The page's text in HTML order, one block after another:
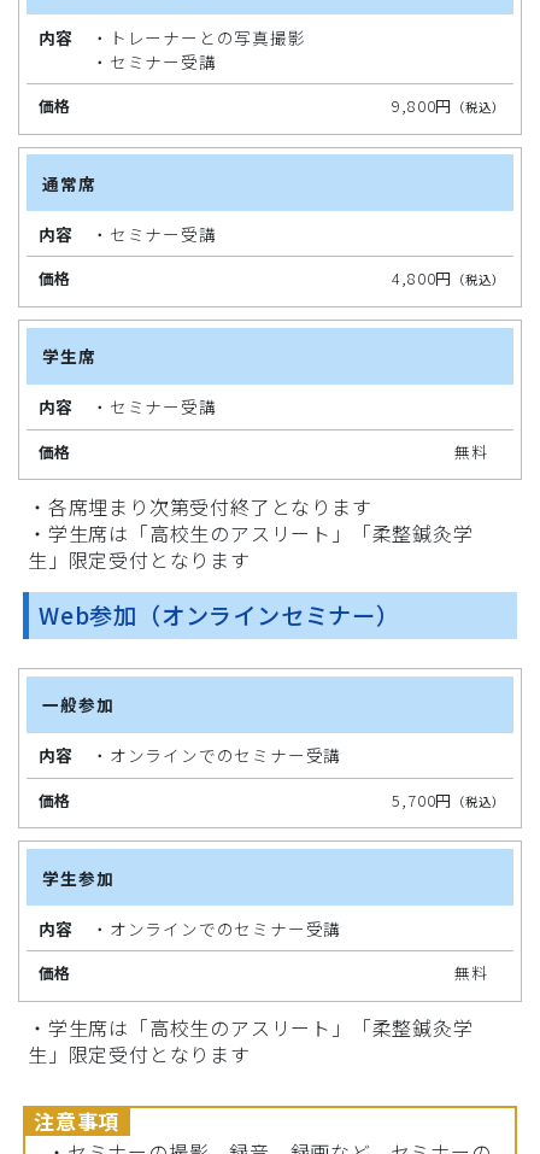
・トレーナーとの写真撮影
・セミナー受講
9,800円 （税込）
通常席
・セミナー受講
4,800円 （税込）
学生席
・セミナー受講
無料
・各席埋まり次第受付終了となります
・学生席は「高校生のアスリート」「柔整鍼灸学
生」限定受付となります
Web参加（オンラインセミナー）
容
価
格
一般参加
・オンラインでのセミナー受講
5,700円 （税込）
学生参加
・オンラインでのセミナー受講
無料
・学生席は「高校生のアスリート」「柔整鍼灸学
生」限定受付となります
注意事項